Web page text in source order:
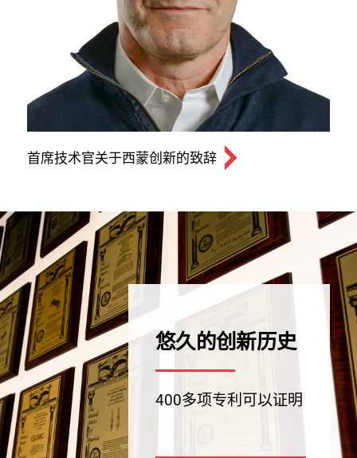
首席技术官关于西蒙创新的致辞
悠久的创新历史
400多项专利可以证明